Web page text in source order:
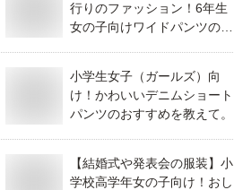
行りのファッション！6年生
女の子向けワイドパンツのお
小学生女子（ガールズ）向
け！かわいいデニムショート
パンツのおすすめを教えて。
【結婚式や発表会の服装】小
学校高学年女の子向け！おし